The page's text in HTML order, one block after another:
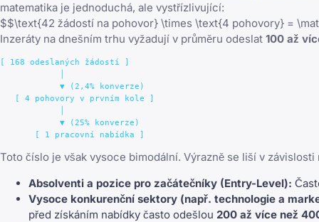
matematika je jednoduchá, ale vystřízlivující:
$$\text{42 žádostí na pohovor} \times \text{4 pohovory} =
Inzeráty na dnešním trhu vyžadují v průměru odeslat 100 až
[ 168 odeslaných žádostí ]
            ▼ (2,4% konverze)
   [ 4 pohovory v prvním kole ]
            ▼ (25% konverze)
Toto číslo je však vysoce bimodální. Výrazně se liší v
Absolventi a pozice pro začátečníky (Entry-Level):
Vysoce konkurenční sektory (např. technologie a
před získáním nabídky často odešlou 200 až více než